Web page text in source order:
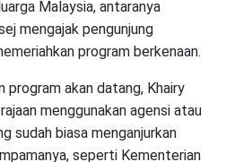
Malaysia, antaranya
mengajak pengunjung
program berkenaan.
program akan datang, Khairy
menggunakan agensi atau
sudah biasa menganjurkan
seperti Kementerian